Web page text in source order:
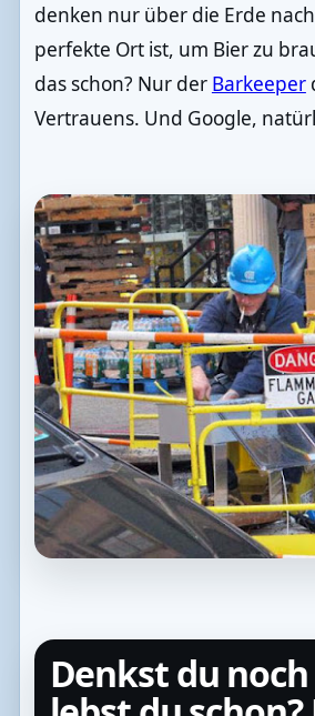
denken nur über die Erde
perfekte Ort ist, um Bier zu
das schon? Nur der Barkeeper
Vertrauens. Und Google,
Denkst du